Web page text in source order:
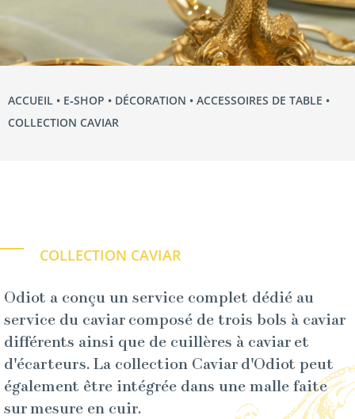
ACCUEIL • E‑SHOP • DÉCORATION • ACCESSOIRES DE TABLE •
COLLECTION CAVIAR
COLLECTION CAVIAR
Odiot a conçu un service complet dédié au
service du caviar composé de trois bols à caviar
différents ainsi que de cuillères à caviar et
d'écarteurs. La collection Caviar d'Odiot peut
également être intégrée dans une malle faite
sur mesure en cuir.